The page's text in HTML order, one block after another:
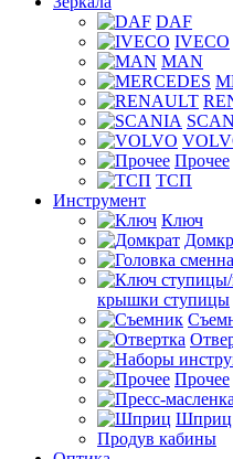
DAF
IVECO
MAN
Прочее
ТСП
Инструмент
Ключ
крышки ступицы
Прочее
Шприц
Продув кабины